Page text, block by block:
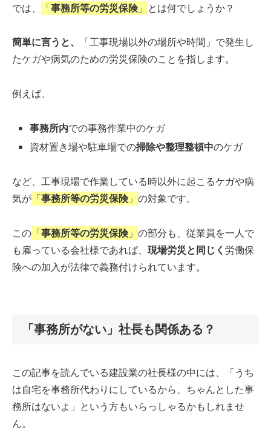
では、 「事務所等の労災保険」 とは何でしょうか？
簡単に言うと、
「工事現場以外の場所や時間」で発生し
たケガや病気のための労災保険のことを指します。
例えば、
事務所内での事務作業中のケガ
資材置き場や駐車場での掃除や整理整頓中のケガ
など、工事現場で作業している時以外に起こるケガや病
気が 「事務所等の労災保険」 の対象です。
この 「事務所等の労災保険」 の部分も、従業員を一人で
も雇っている会社様であれば、 現場労災と同じく 労働保
険への加入が法律で義務付けられています。
「事務所がない」社長も関係ある？
この記事を読んでいる建設業の社長様の中には、「うち
は自宅を事務所代わりにしているから、ちゃんとした事
務所はないよ」という方もいらっしゃるかもしれませ
ん。